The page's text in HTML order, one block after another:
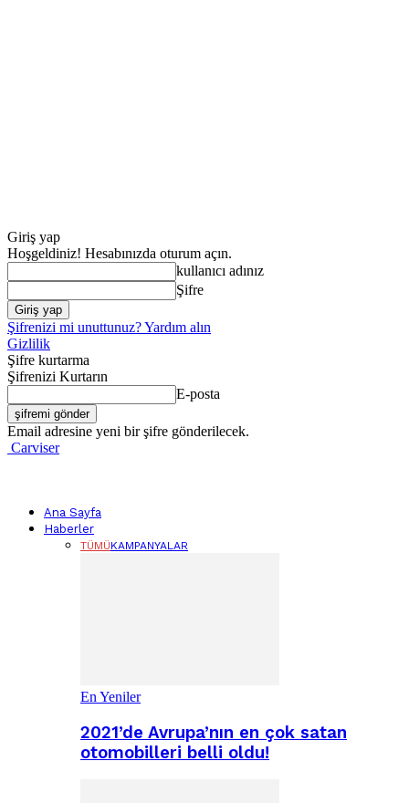
Giriş yap
Hoşgeldiniz! Hesabınızda oturum açın.
kullanıcı adınız
Şifre
Şifrenizi mi unuttunuz? Yardım alın
Gizlilik
Şifre kurtarma
Şifrenizi Kurtarın
E-posta
Email adresine yeni bir şifre gönderilecek.
Carviser
Ana Sayfa
Haberler
TÜMÜKAMPANYALAR
En Yeniler
2021’de Avrupa’nın en çok satan
otomobilleri belli oldu!